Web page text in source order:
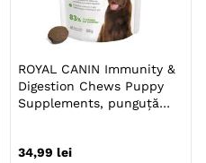
ROYAL CANIN Immunity &
Digestion Chews Puppy
Supplements, punguță
imunitar, sistem digestiv,
34,99 lei